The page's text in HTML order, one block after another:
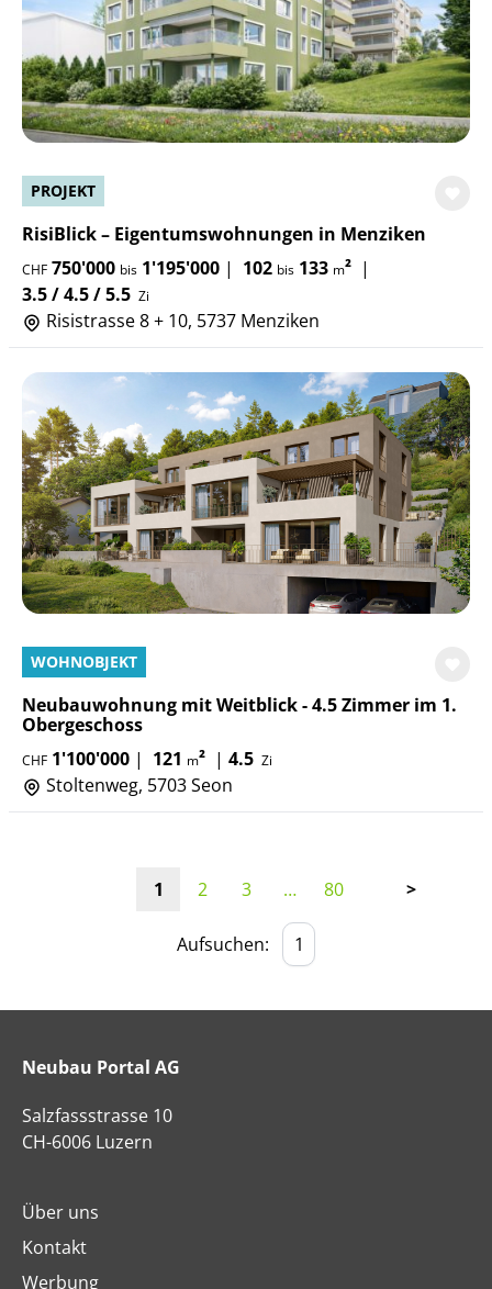
PROJEKT
RisiBlick – Eigentumswohnungen in Menziken
CHF 750'000 bis 1'195'000 | 102 bis 133 m² |
3.5 / 4.5 / 5.5 Zi
Risistrasse 8 + 10, 5737 Menziken
WOHNOBJEKT
Neubauwohnung mit Weitblick - 4.5 Zimmer im 1.
Obergeschoss
CHF 1'100'000 | 121 m² | 4.5 Zi
Stoltenweg, 5703 Seon
1 2 3 … 80 >
Aufsuchen:
Neubau Portal AG
Salzfassstrasse 10
CH-6006 Luzern
Über uns
Kontakt
Werbung